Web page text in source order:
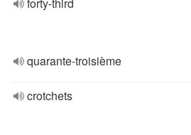
quarante-troisième
crotchets